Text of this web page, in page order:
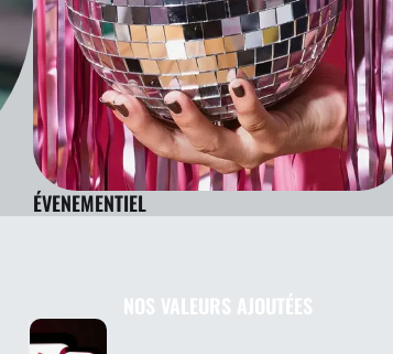
ÉVENEMENTIEL
NOS VALEURS AJOUTÉES